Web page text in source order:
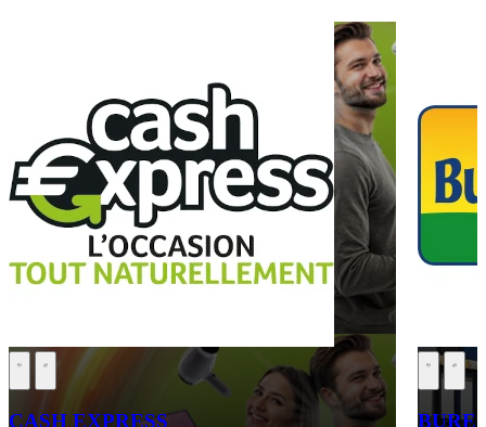
CASH EXPRESS